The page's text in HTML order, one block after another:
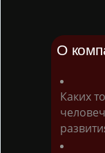
О
Каких